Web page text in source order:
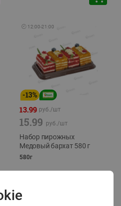
🕘 12:00-21:00
-13%
13.99 руб./шт
15.99 руб./шт
Набор пирожных
Медовый бархат 580 г
580г